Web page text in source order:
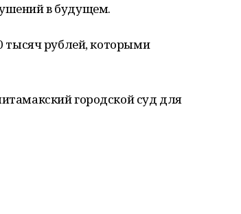
в будущем.
тысяч рублей, которыми
городской суд для